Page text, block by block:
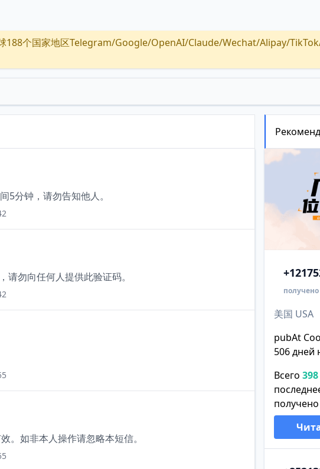
188个国家地区Telegram/Google/OpenAI/Claude/Wechat/Alipay/
5分钟，请勿告知他人。
请勿向任何人提供此验证码。
。如非本人操作请忽略本短信。
+1
美国 USA
pubAt
506 дней
Всего 398
получено